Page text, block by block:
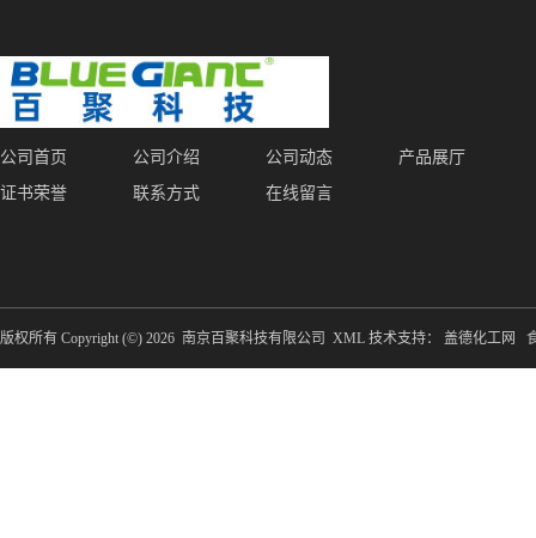
公司首页 公司介绍 公司动态
产品展厅
证书荣誉
联系方式 在线留言
版权所有 Copyright (©) 2026 南京百聚科技有限公司 XML 技术支持： 盖德化工网